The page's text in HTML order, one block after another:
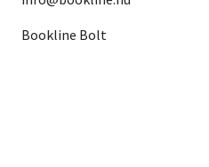
Bookline Bolt